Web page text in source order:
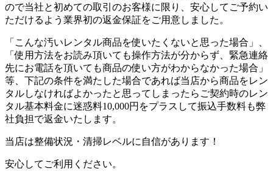
ので当社と初めての取引のお客様に限り、安心してご予約い
ただけるよう業界初の返金保証をご用意しました。
「こんな汚いレンタル商品を使いたくないと思った場合」、
「使用方法をお読み頂いても操作方法が分からず、緊急連絡
先にお電話を頂いても商品の使い方がわからなかった場合」
等、下記の条件を満たした場合であれば当店から商品をレン
タルしなければよかったと思ってしまったらご契約時のレン
タル基本料金に迷惑料10,000円をプラスして振込手数料も弊
社負担で返金いたします。
当店は整備状況・清掃レベルに自信があります！
安心してご利用ください。